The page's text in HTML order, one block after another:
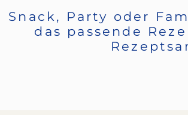
Snack, Party oder
das passende